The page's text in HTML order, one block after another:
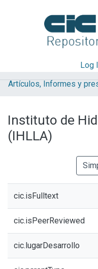
Log
Explorar
Aportar material
Statistics
Instituto de
(IHLLA)
cic.isFulltext
cic.isPeerReviewed
cic.lugarDesarrollo